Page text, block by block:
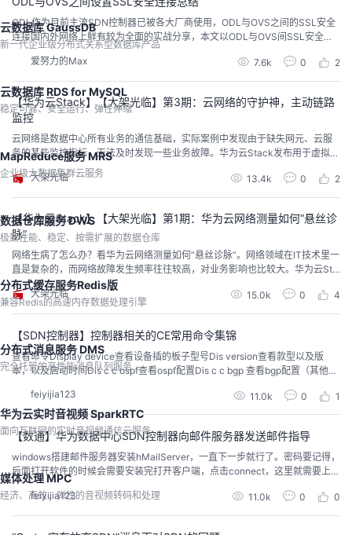
云数据库 GaussDB
新一代企业级分布式关系型数据库产品
云数据库 RDS for MySQL
稳定可靠、安全运行、弹性伸缩
MapReduce服务 MRS
企业级大数据集群云服务
数据仓库服务 DWS
极致性能、稳定、按需扩展的数据仓库
分布式缓存服务Redis版
兼容Redis的高速内存数据处理引擎
分布式消息服务 DMS
完全托管的高性能消息队列服务
华为云实时音视频 SparkRTC
面向互联网的实时音视频通信云服务
媒体处理 MPC
经济、高效、弹性的音视频转码和处理
ODL作为目前主流SDN控制器已被各大厂商使用，ODL与OVS之间的SSL安全
连接国内外网络上鲜有较为全面的实战分享，本文以ODL与OVS间SSL安全连
接（主动连接方式与被动连接方式）实践全面阐述ODL与OVS之间设置SSL安
全连接。ODL与OVS之间的安全连接，以OVS设备为连接对象，控制器连接OV
S主要分为两种方式：1、主动连接；2、被动连接。此外，配置SSL connectio
n存在两...
爱努力的Max 7.6k 0 2
【华为云Stack】【大架光临】第3期：云网络的守护神，主动链路
监控
云网络是数据中心所有业务的通信基础，实际案例中发现由于缺失网元、云服
务的某些监控指标，无法及时发现一些业务故障。华为云Stack发布用于虚拟网
络监控的主动链路监控技术，通过点->线->面的逻辑构建整个网络服务监控系
统，故障发现时间从不确定走向确定，故障定界定位时间从小时级变成分钟
级。这背后的技术思考分享给各位读者。
大架光临 13.4k 0 2
【华为云Stack】【大架光临】第1期：华为云网络测量如何“悬丝诊
脉”
网络生病了怎么办？看华为云网络测量如何“悬丝诊脉”。网络领域在IT技术里一
直是复杂的，而网络故障发生频率往往较高，对业务影响也比较大。华为云Sta
ck的虚拟网络基于网络带内遥测协议，实现不同租户、不同业务流报文的测量
标识在控制面、转发面等协作测量，既可以实现网络故障出现后的故障定界，
也可以在故障发生前进行周期性巡检来事前预防，特征包括丢包和时延等。
大架光临 15.0k 0 4
【SDN控制器】控制器相关的CE常用命令集锦
查看命令Display device查看设备插的板子型号Dis version查看款型以及版
本，以及启动时间Dis c c ospf查看ospf配置Dis c c bgp 查看bgp配置（其他特
除）（控制器部署完业务后，可以到交换机上查看下发了啥配置）dis cu | secti
on in port ...
feiyijia123 11.0k 0 1
【数通】华为数据中心SDN控制器向邮件服务器发送邮件指导
windows搭建邮件服务器安装hMailServer，一直下一步就行了。密码要记得，
后面打开软件的时候会需要安装完打开客户端，点击connect，这里就需要上面
设置的那个密码，每次打开都需要 Add一个domain 设置下限制，改大点在acc
ounts里面增加一个账号，密码输入的地方记得输入一个密码修改POP3配置，
这边的端口号与下面设置的端口号一致，IP地址为本机IP地址修改SMTP和P...
feiyijia123 11.0k 0 0